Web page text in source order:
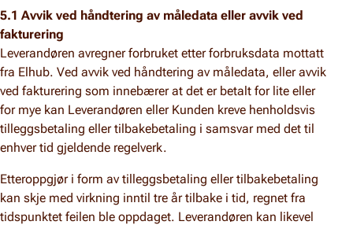
5.1 Avvik ved håndtering av måledata eller avvik ved
fakturering
Leverandøren avregner forbruket etter forbruksdata mottatt
fra Elhub. Ved avvik ved håndtering av måledata, eller avvik
ved fakturering som innebærer at det er betalt for lite eller
for mye kan Leverandøren eller Kunden kreve henholdsvis
tilleggsbetaling eller tilbakebetaling i samsvar med det til
enhver tid gjeldende regelverk.
Etteroppgjør i form av tilleggsbetaling eller tilbakebetaling
kan skje med virkning inntil tre år tilbake i tid, regnet fra
tidspunktet feilen ble oppdaget. Leverandøren kan likevel